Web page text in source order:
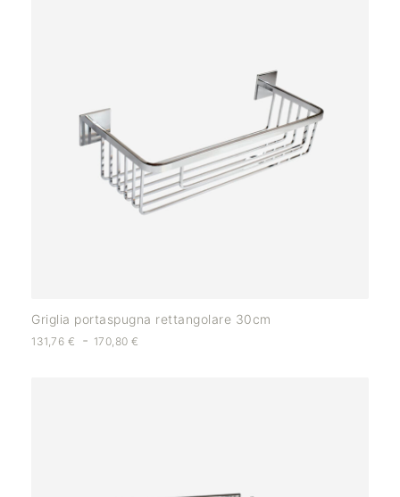
Griglia portaspugna rettangolare 30cm
131,76 € - 170,80€